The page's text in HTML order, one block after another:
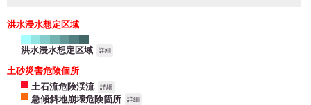
洪水浸水想定区域
洪水浸水想定区域 詳細
土砂災害危険個所
土石流危険渓流
詳細
急傾斜地崩壊危険箇所 詳細